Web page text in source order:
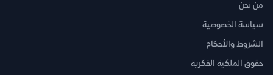
من نحن
سياسة الخصوصية
الشروط والأحكام
حقوق الملكية الفكرية